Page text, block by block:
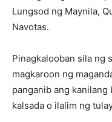
Lungsod ng Maynila,
Navotas.
Pinagkalooban sila ng
magkaroon ng
panganib ang
kalsada o ilalim ng